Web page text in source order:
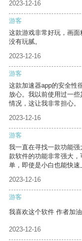
2023-12-16
游客
这款游戏非常好玩，画
没有玩腻。
2023-12-16
游客
这款加速器app的安全性
放心。我以前使用过一
情况，这让我非常担心。
2023-12-16
游客
我一直在寻找一款功能
款软件的功能非常强大
单，即使是小白也能快速
2023-12-16
游客
我喜欢这个软件 作者加油
2023-12-16